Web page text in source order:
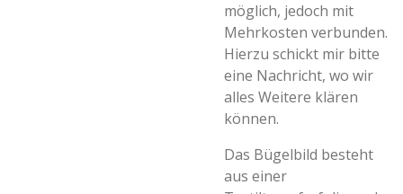
möglich, jedoch mit
Mehrkosten verbunden.
Hierzu schickt mir bitte
eine Nachricht, wo wir
alles Weitere klären
können.
Das Bügelbild besteht
aus einer